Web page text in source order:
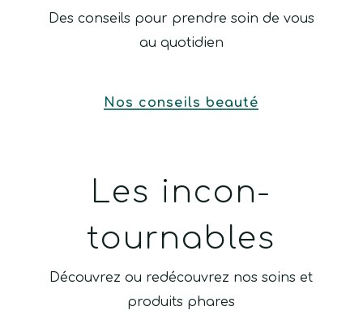
Des conseils pour prendre soin de vous
au quotidien
Nos conseils beauté
Les incon-
tournables
Découvrez ou redécouvrez nos soins et
produits phares